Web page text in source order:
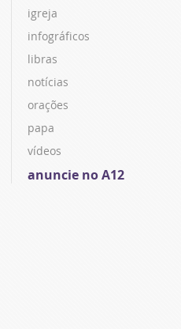
igreja
infográficos
libras
notícias
orações
papa
vídeos
anuncie no A12